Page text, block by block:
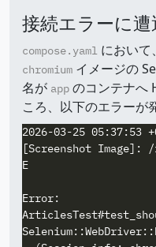
接続エラーに
compose.yaml において、
chromium イメージの
名が app のコンテナへ
ころ、以下のエラーが
2026-03-25 05:37:53
[Screenshot Image]:
E
Error: